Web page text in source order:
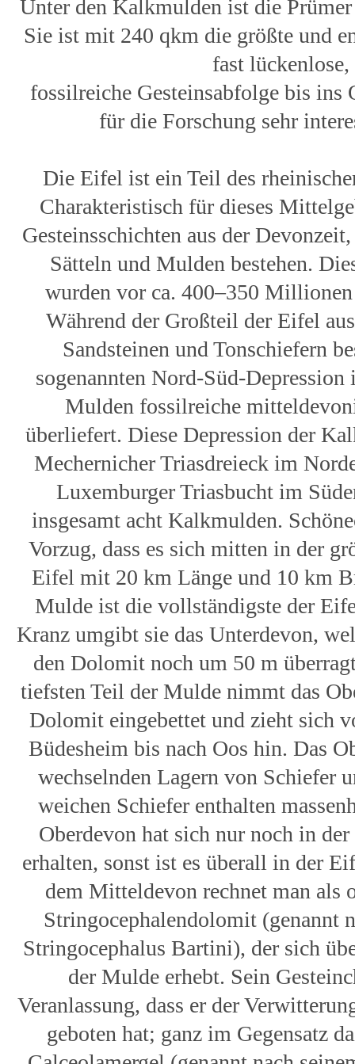
Unter den Kalkmulden ist die
Sie ist mit 240 qkm die größte und
fast lückenlose,
fossilreiche Gesteinsabfolge bis ins
für die Forschung sehr
Die Eifel ist ein Teil des
Charakteristisch für dieses
Gesteinsschichten aus der
Sätteln und Mulden bestehen.
wurden vor ca. 400–350 Millionen
Während der Großteil der Eifel
Sandsteinen und Tonschiefern
sogenannten Nord-Süd-Depression
Mulden fossilreiche
überliefert. Diese Depression der
Mechernicher Triasdreieck im
Luxemburger Triasbucht im
insgesamt acht Kalkmulden.
Vorzug, dass es sich mitten in der
Eifel mit 20 km Länge und 10 km
Mulde ist die vollständigste der
Kranz umgibt sie das Unterdevon,
den Dolomit noch um 50 m
tiefsten Teil der Mulde nimmt das
Dolomit eingebettet und zieht sich
Büdesheim bis nach Oos hin. Das
wechselnden Lagern von Schiefer
weichen Schiefer enthalten
Oberdevon hat sich nur noch in
erhalten, sonst ist es überall in der
dem Mitteldevon rechnet man als
Stringocephalendolomit (genannt
Stringocephalus Bartini), der sich
der Mulde erhebt. Sein
Veranlassung, dass er der
geboten hat; ganz im Gegensatz